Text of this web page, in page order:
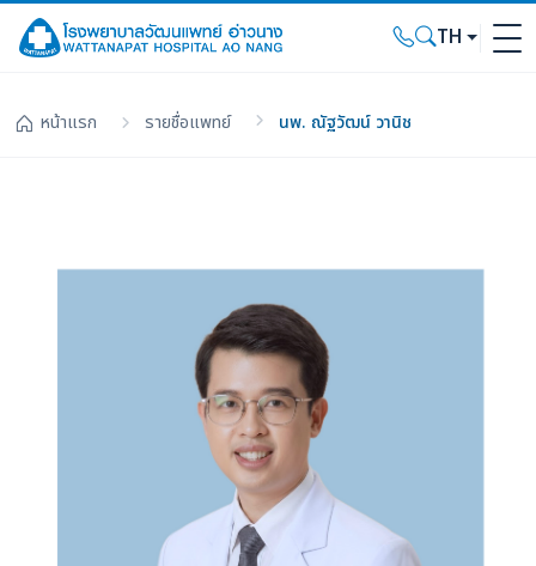
TH
หน้าแรก รายชื่อแพทย์ นพ. ณัฐวัฒน์ วานิช